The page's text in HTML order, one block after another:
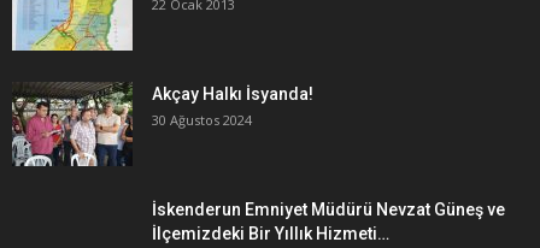
22 Ocak 2013
Akçay Halkı İsyanda!
30 Ağustos 2024
İskenderun Emniyet Müdürü Nevzat Güneş ve
İlçemizdeki Bir Yıllık Hizmeti…